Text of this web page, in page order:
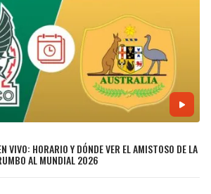
VIVO: HORARIO Y DÓNDE VER EL AMISTOSO DE LA
AL MUNDIAL 2026